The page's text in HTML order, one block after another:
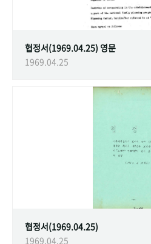
협정서(1969.04.25) 영문
1969.04.25
협정서(1969.04.25)
1969.04.25